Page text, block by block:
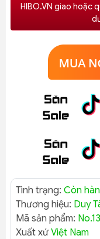
HIBO.VN giao hoặc
Tình trạng: Còn
Thương hiệu: Duy
Mã sản phẩm:
Xuất xứ Việt Nam